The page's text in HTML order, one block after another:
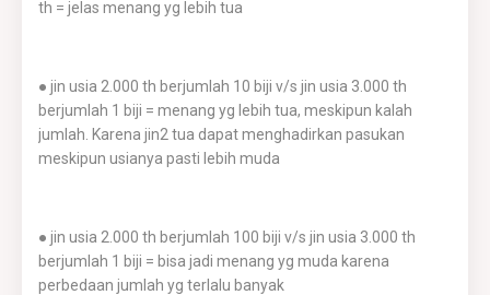
th = jelas menang yg lebih tua
● jin usia 2.000 th berjumlah 10 biji v/s jin usia 3.000 th
berjumlah 1 biji = menang yg lebih tua, meskipun kalah
jumlah. Karena jin2 tua dapat menghadirkan pasukan
meskipun usianya pasti lebih muda
● jin usia 2.000 th berjumlah 100 biji v/s jin usia 3.000 th
berjumlah 1 biji = bisa jadi menang yg muda karena
perbedaan jumlah yg terlalu banyak